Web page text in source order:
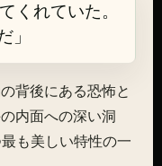
くれていた。
」
背後にある恐怖と
内面への深い洞
も美しい特性の一